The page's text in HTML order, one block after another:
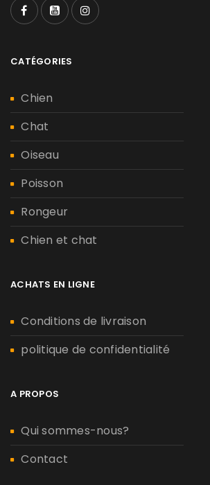
CATÉGORIES
Chien
Chat
Oiseau
Poisson
Rongeur
Chien et chat
ACHATS EN LIGNE
Conditions de livraison
politique de confidentialité
A PROPOS
Qui sommes-nous?
Contact